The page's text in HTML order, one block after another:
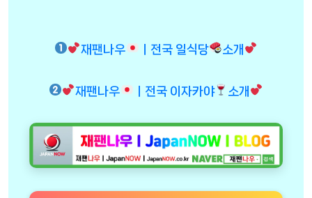
재팬나우 ㅣ전국 일식당 소개
재팬나우 ㅣ전국 이자카야 소개